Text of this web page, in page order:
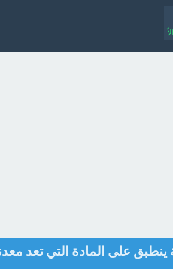
ينطبق على المادة التي تعد